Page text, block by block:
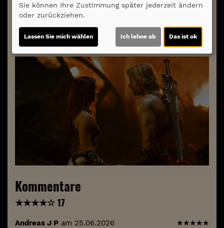
Kommentare
★★★★☆17
Andreas J P am 25.06.2026 ★★★★★
Sie können Ihre Zustimmung später jederzeit ändern
oder zurückziehen.
Lassen Sie mich wählen Ich lehne ab Das ist ok